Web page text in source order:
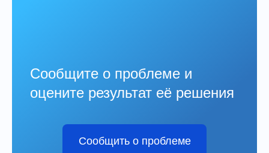
Сообщите о проблеме и
оцените результат её решения
Сообщить о проблеме